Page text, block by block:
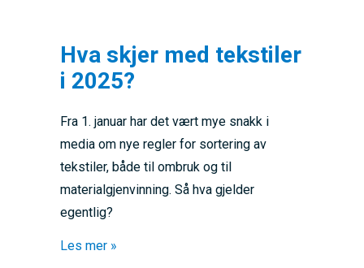
Hva skjer med tekstiler
i 2025?
Fra 1. januar har det vært mye snakk i
media om nye regler for sortering av
tekstiler, både til ombruk og til
materialgjenvinning. Så hva gjelder
egentlig?
Les mer »